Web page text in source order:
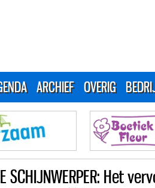
ARCHIEF OVERIG
SCHIJNWERPER: Het